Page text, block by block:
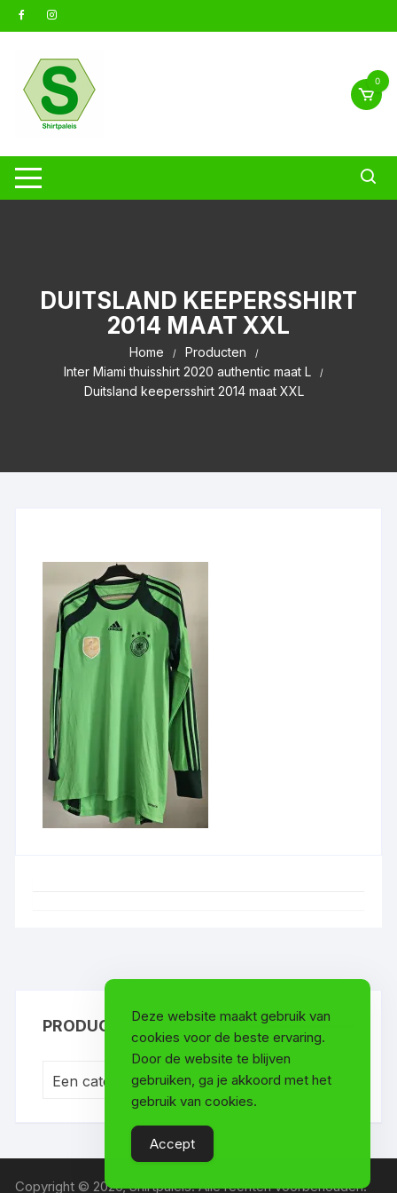
naar
0
DUITSLAND KEEPERSSHIRT
2014 MAAT XXL
Home
Producten
Inter Miami thuisshirt 2020 authentic maat L
Duitsland keepersshirt 2014 maat XXL
PRODUCTCATEGORIEËN
Een categorie selecteren
Copyright © 2026, Shirtpaleis. Alle rechten voorbehouden.
Deze website maakt gebruik van
cookies voor de beste ervaring.
Door de website te blijven
gebruiken, ga je akkoord met het
gebruik van cookies.
Accept